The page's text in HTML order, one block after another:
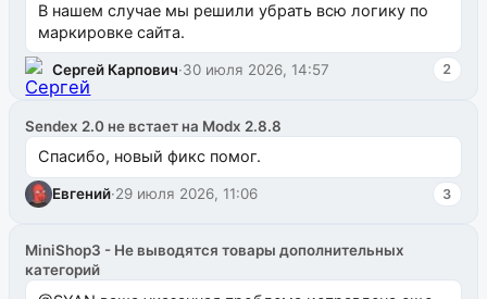
В нашем случае мы решили убрать всю логику по
маркировке сайта.
Сергей Карпович·30 июля 2026, 14:57 2
Sendex 2.0 не встает на Modx 2.8.8
Спасибо, новый фикс помог.
Евгений·29 июля 2026, 11:06 3
MiniShop3 - Не выводятся товары дополнительных
категорий